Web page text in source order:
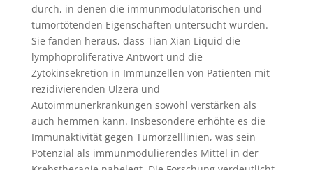
durch, in denen die immunmodulatorischen und
tumortötenden Eigenschaften untersucht wurden.
Sie fanden heraus, dass Tian Xian Liquid die
lymphoproliferative Antwort und die
Zytokinsekretion in Immunzellen von Patienten mit
rezidivierenden Ulzera und
Autoimmunerkrankungen sowohl verstärken als
auch hemmen kann. Insbesondere erhöhte es die
Immunaktivität gegen Tumorzelllinien, was sein
Potenzial als immunmodulierendes Mittel in der